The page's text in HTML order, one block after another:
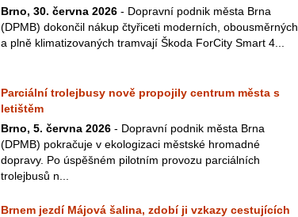
Brno, 30. června 2026 - Dopravní podnik města Brna
(DPMB) dokončil nákup čtyřiceti moderních, obousměrných
a plně klimatizovaných tramvají Škoda ForCity Smart 4...
Parciální trolejbusy nově propojily centrum města s
letištěm
Brno, 5. června 2026 - Dopravní podnik města Brna
(DPMB) pokračuje v ekologizaci městské hromadné
dopravy. Po úspěšném pilotním provozu parciálních
trolejbusů n...
Brnem jezdí Májová šalina, zdobí ji vzkazy cestujících